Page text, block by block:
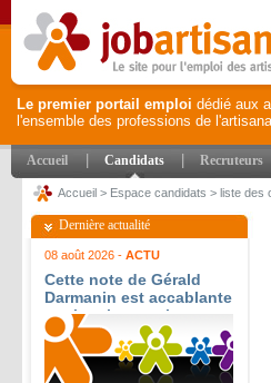
Le premier portail emploi dédié aux
l'ensemble des professions de
Accueil Candidats Recruteurs
Accueil > Espace candidats > liste des
Dernière actualité
08 août 2026 - ACTU
Cette note de Gérald
Darmanin est accablante
sur la prise en charge
des violences sexuelles
sur mineurs - Le
HuffPost